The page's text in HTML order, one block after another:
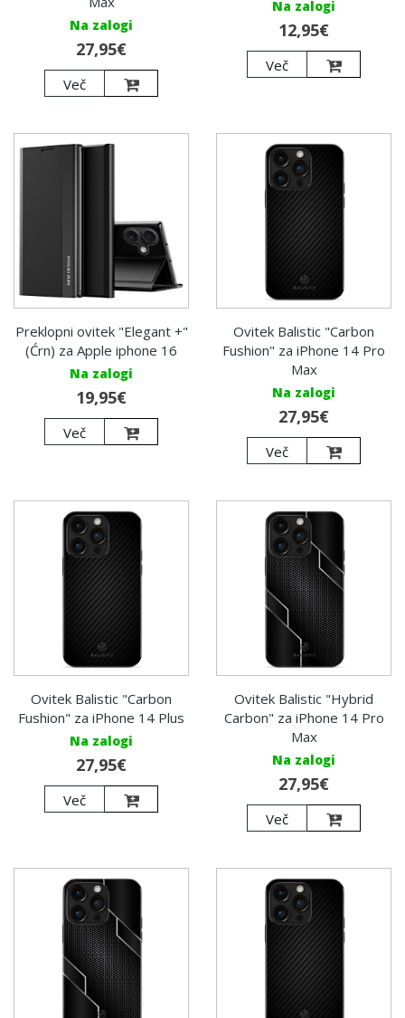
Na zalogi
27,95€
Več
Na zalogi
12,95€
Več
Preklopni ovitek "Elegant +"
(Ćrn) za Apple iphone 16
Na zalogi
19,95€
Več
Ovitek Balistic "Carbon
Fushion" za iPhone 14 Pro
Max
Na zalogi
27,95€
Več
Ovitek Balistic "Carbon
Fushion" za iPhone 14 Plus
Na zalogi
27,95€
Več
Ovitek Balistic "Hybrid
Carbon" za iPhone 14 Pro
Max
Na zalogi
27,95€
Več